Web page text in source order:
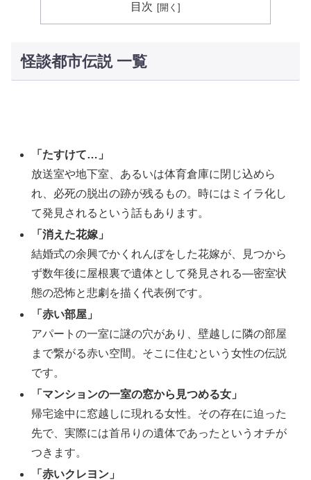
目次
怪談都市伝説 一覧
「たすけて…」
放送室や地下室、あるいは体育倉庫に閉じ込めら
れ、必死の脱出の跡が残るもの。時にはミイラ化し
て発見されるという話もあります。
「消えた花嫁」
結婚式の余興でかくれんぼをした花嫁が、見つから
ず数年後に屋根裏で遺体として発見される―密室状
態の恐怖と悲劇を描く代表例です。
「赤い部屋」
アパートの一室に謎の穴があり、壁越しに隣の部屋
まで繋がる赤い空間。そこに住むという女性の伝説
です。
「マンションの一室の窓から見つめる女」
帰宅途中に窓越しに現れる女性。その存在に迫った
先で、実際には首吊りの遺体であったというオチが
つきます。
「赤いクレヨン」